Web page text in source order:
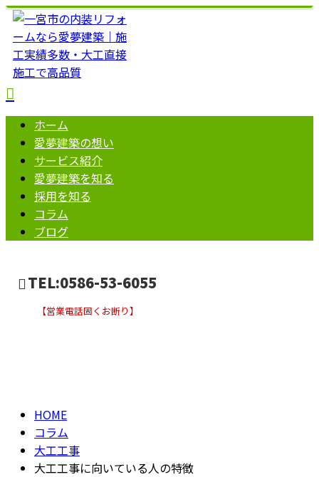
ホーム
愛夢建築の想い
サービス紹介
愛夢建築を知る
採用を知る
コラム
ブログ
TEL:0586-53-6055
【営業電話固くお断り】
HOME
コラム
大工工事
大工工事に向いている人の特徴